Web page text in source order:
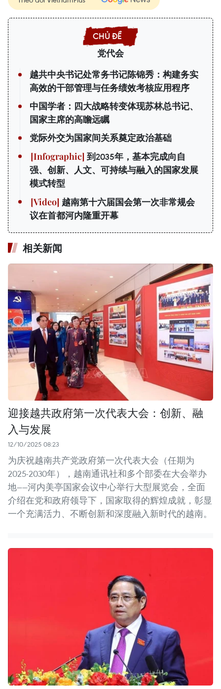
党代会
越共中央书记处常务书记陈锦秀：构建务实
高效的干部管理与任务绩效考核应用程序
中国学者：四大战略转变体现苏林总书记、
国家主席的高瞻远瞩
党际外交为国家间关系奠定政治基础
到2035年，基本完成向自
强、创新、人文、可持续与融入的国家发展
模式转型
越南第十六届国会第一次非常规会
议在首都河内隆重开幕
相关新闻
迎接越共政府第一次代表大会：创新、融
入与发展
12/10/2025 08:23
为庆祝越南共产党政府第一次代表大会（任期为
2025-2030年），越南通讯社和多个部委在大会举办
地——河内美亭国家会议中心举行大型展览会，全面
介绍在党和政府领导下，国家取得的辉煌成就，彰显
一个充满活力、不断创新和深度融入新时代的越南。